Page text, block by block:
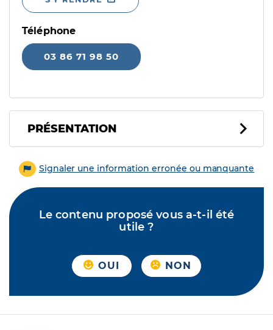
Téléphone
03 86 71 98 50
PRÉSENTATION
Signaler une information erronée ou manquante
Le contenu proposé vous a-t-il été
utile ?
OUI NON